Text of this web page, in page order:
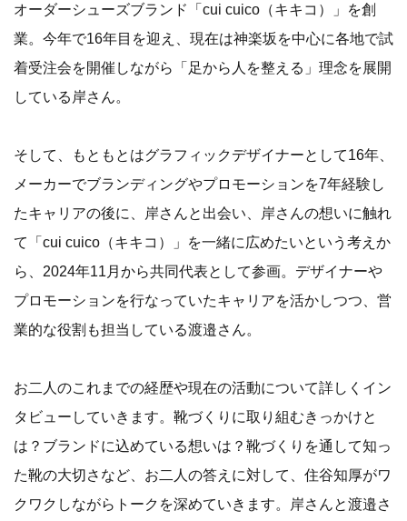
オーダーシューズブランド「cui cuico（キキコ）」を創
業。今年で16年目を迎え、現在は神楽坂を中心に各地で試
着受注会を開催しながら「足から人を整える」理念を展開
している岸さん。
そして、もともとはグラフィックデザイナーとして16年、
メーカーでブランディングやプロモーションを7年経験し
たキャリアの後に、岸さんと出会い、岸さんの想いに触れ
て「cui cuico（キキコ）」を一緒に広めたいという考えか
ら、2024年11月から共同代表として参画。デザイナーや
プロモーションを行なっていたキャリアを活かしつつ、営
業的な役割も担当している渡邉さん。
お二人のこれまでの経歴や現在の活動について詳しくイン
タビューしていきます。靴づくりに取り組むきっかけと
は？ブランドに込めている想いは？靴づくりを通して知っ
た靴の大切さなど、お二人の答えに対して、住谷知厚がワ
クワクしながらトークを深めていきます。岸さんと渡邉さ